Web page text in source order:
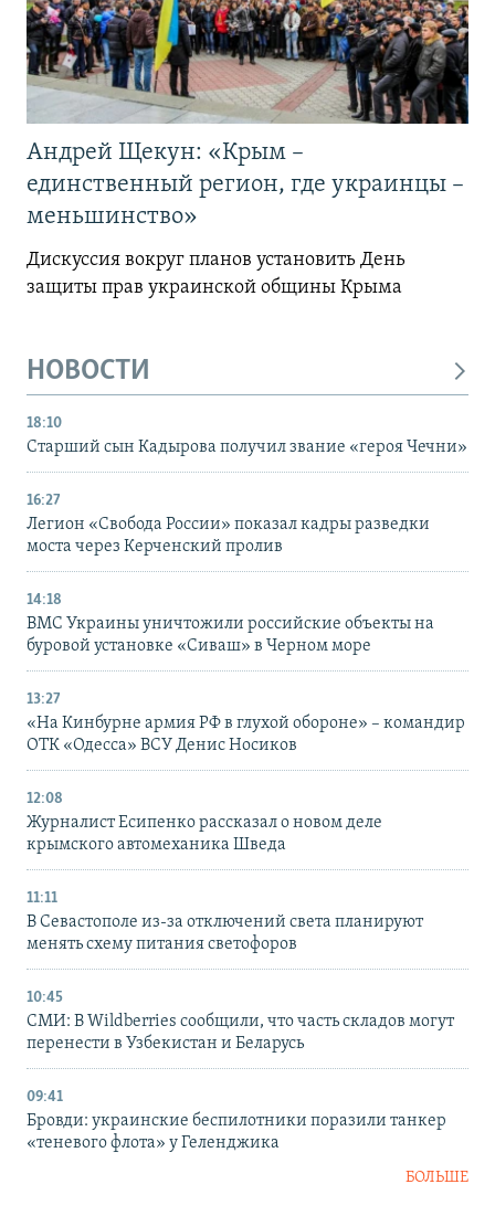
Андрей Щекун: «Крым –
единственный регион, где украинцы –
меньшинство»
Дискуссия вокруг планов установить День
защиты прав украинской общины Крыма
НОВОСТИ
18:10
Старший сын Кадырова получил звание «героя Чечни»
16:27
Легион «Свобода России» показал кадры разведки
моста через Керченский пролив
14:18
ВМС Украины уничтожили российские объекты на
буровой установке «Сиваш» в Черном море
13:27
«На Кинбурне армия РФ в глухой обороне» – командир
ОТК «Одесса» ВСУ Денис Носиков
12:08
Журналист Есипенко рассказал о новом деле
крымского автомеханика Шведа
11:11
В Севастополе из-за отключений света планируют
менять схему питания светофоров
10:45
СМИ: В Wildberries сообщили, что часть складов могут
перенести в Узбекистан и Беларусь
09:41
Бровди: украинские беспилотники поразили танкер
«теневого флота» у Геленджика
БОЛЬШЕ